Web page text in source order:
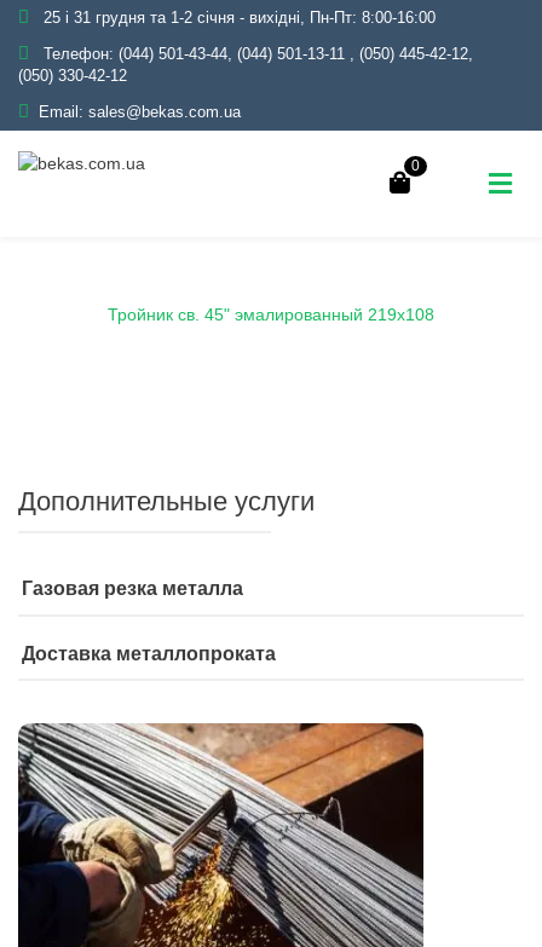
25 і 31 грудня та 1-2 січня - вихідні, Пн-Пт: 8:00-16:00
Телефон: (044) 501-43-44, (044) 501-13-11 , (050) 445-42-12,
(050) 330-42-12
Email: sales@bekas.com.ua
0
Тройник св. 45" эмалированный 219х108
Дополнительные услуги
Газовая резка металла
Доставка металлопроката